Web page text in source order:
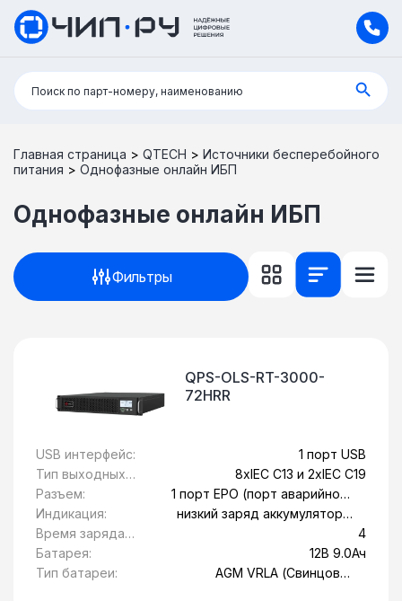
Поиск:
Поиск по парт-номеру, наименованию
Главная страница > QTECH > Источники бесперебойного
питания > Однофазные онлайн ИБП
Однофазные онлайн ИБП
Фильтры
QPS-OLS-RT-3000-
72HRR
USB интерфейс:
1 порт USB
Тип выходных
розеток:
8xIEC C13 и 2xIEC C19
Разъем:
1 порт EPO (порт аварийного
отключения), 1 порт RS-232, 1
слот SNMP
Индикация:
низкий заряд аккумулятора,
Время заряда
батареи, ч:
4
Батарея:
12В 9.0Ач
Тип батареи:
AGM VRLA (Свинцово-